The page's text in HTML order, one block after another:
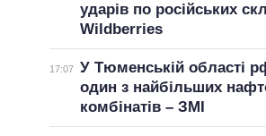
ударів по російських
Wildberries
17:07 У Тюменській області
один з найбільших
комбінатів – ЗМІ